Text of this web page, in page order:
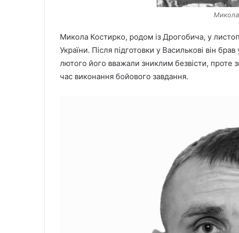
Микола Костирко, родом із Дрогобича, у
України. Після підготовки у Василькові він
лютого його вважали зниклим безвісти, проте
час виконання бойового завдання.